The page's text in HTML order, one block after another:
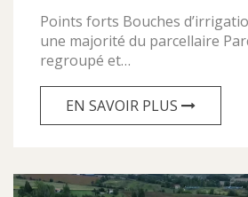
Points forts Bouches
une majorité du parcellaire
regroupé et…
EN SAVOIR PLUS